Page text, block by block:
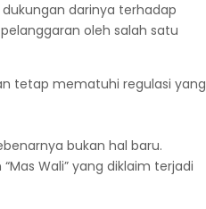
darinya terhadap
oleh salah satu
tetap mematuhi regulasi yang
bukan hal baru.
Wali” yang diklaim terjadi